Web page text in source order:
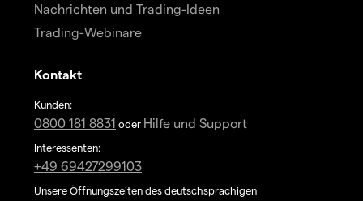
Nachrichten und Trading-Ideen
Trading-Webinare
Kontakt
Kunden:
0800 181 8831 oder Hilfe und Support
Interessenten:
+49 69427299103
Unsere Öffnungszeiten des deutschsprachigen